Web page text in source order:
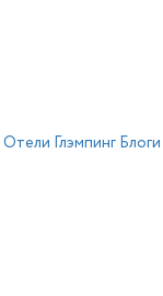
Отели Глэмпинг Блоги